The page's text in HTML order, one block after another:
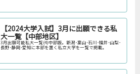
【2024大学入試】3月に出願できる私
大一覧【中部地区】
3月出願可能私大一覧(4)中部版。新潟･富山･石川･福井･山梨･
長野･静岡･愛知に本部を置く私立大学を一覧で掲載。